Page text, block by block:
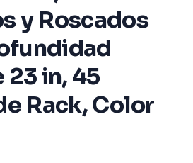
y Roscados
23 in, 45
Rack, Color